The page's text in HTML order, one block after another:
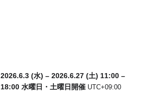
2026.6.3 (水) – 2026.6.27 (土) 11:00 –
18:00 水曜日・土曜日開催UTC+09:00